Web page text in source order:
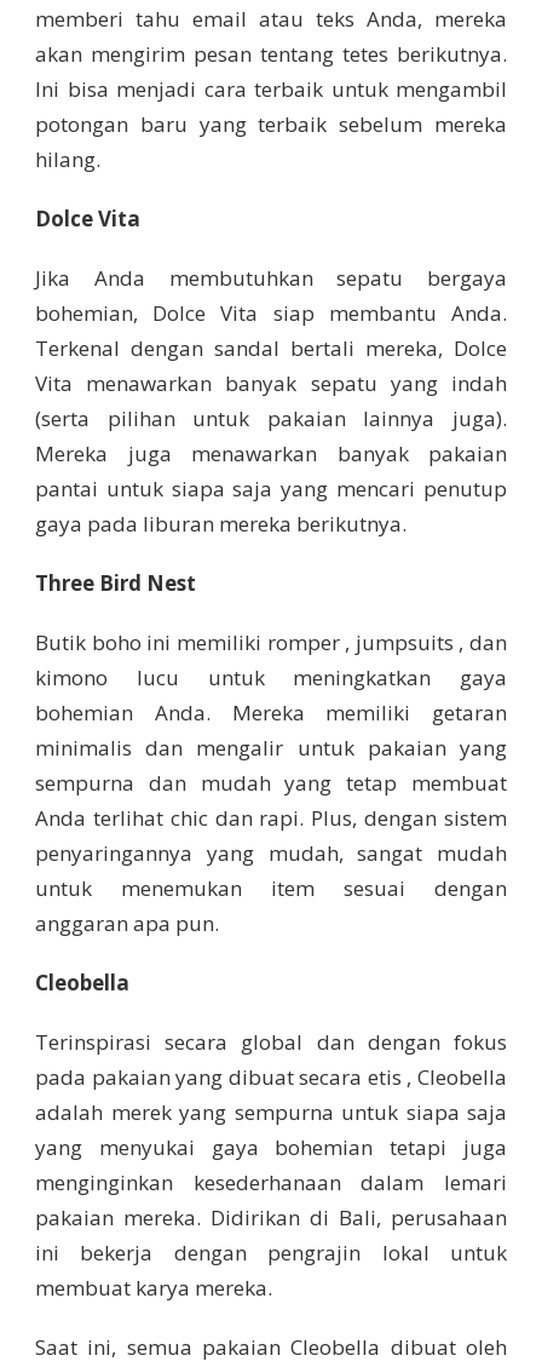
memberi tahu email atau teks Anda, mereka
akan mengirim pesan tentang tetes berikutnya.
Ini bisa menjadi cara terbaik untuk mengambil
potongan baru yang terbaik sebelum mereka
hilang.
Dolce Vita
Jika Anda membutuhkan sepatu bergaya
bohemian, Dolce Vita siap membantu Anda.
Terkenal dengan sandal bertali mereka, Dolce
Vita menawarkan banyak sepatu yang indah
(serta pilihan untuk pakaian lainnya juga).
Mereka juga menawarkan banyak pakaian
pantai untuk siapa saja yang mencari penutup
gaya pada liburan mereka berikutnya.
Three Bird Nest
Butik boho ini memiliki romper , jumpsuits , dan
kimono lucu untuk meningkatkan gaya
bohemian Anda. Mereka memiliki getaran
minimalis dan mengalir untuk pakaian yang
sempurna dan mudah yang tetap membuat
Anda terlihat chic dan rapi. Plus, dengan sistem
penyaringannya yang mudah, sangat mudah
untuk menemukan item sesuai dengan
anggaran apa pun.
Cleobella
Terinspirasi secara global dan dengan fokus
pada pakaian yang dibuat secara etis , Cleobella
adalah merek yang sempurna untuk siapa saja
yang menyukai gaya bohemian tetapi juga
menginginkan kesederhanaan dalam lemari
pakaian mereka. Didirikan di Bali, perusahaan
ini bekerja dengan pengrajin lokal untuk
membuat karya mereka.
Saat ini, semua pakaian Cleobella dibuat oleh